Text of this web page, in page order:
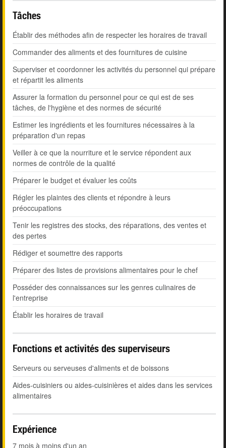
Tâches
Établir des méthodes afin de respecter les horaires de travail
Commander des aliments et des fournitures de cuisine
Superviser et coordonner les activités du personnel qui prépare
et répartit les aliments
Assurer la formation du personnel pour ce qui est de ses
tâches, de l'hygiène et des normes de sécurité
Estimer les ingrédients et les fournitures nécessaires à la
préparation d'un repas
Veiller à ce que la nourriture et le service répondent aux
normes de contrôle de la qualité
Préparer le budget et évaluer les coûts
Régler les plaintes des clients et répondre à leurs
préoccupations
Tenir les registres des stocks, des réparations, des ventes et
des pertes
Rédiger et soumettre des rapports
Préparer des listes de provisions alimentaires pour le chef
Posséder des connaissances sur les genres culinaires de
l'entreprise
Établir les horaires de travail
Fonctions et activités des superviseurs
Serveurs ou serveuses d'aliments et de boissons
Aides-cuisiniers ou aides-cuisinières et aides dans les services
alimentaires
Expérience
7 mois à moins d'un an